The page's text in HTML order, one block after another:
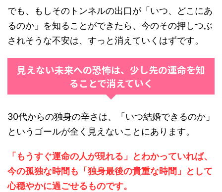
でも、もしそのトンネルの出口が「いつ、どこにあ
るのか」を知ることができたら、今のその押しつぶ
されそうな不安は、すっと消えていくはずです。
見えない未来への恐怖は、少し先の運命を知
ることで消えていく
30代からの独身の辛さは、「いつ結婚できるのか」
というゴールが全く見えないことにあります。
「もうすぐ運命の人が現れる」とわかっていれば、
今の孤独な時間も「独身最後の貴重な時間」として
心穏やかに過ごせるものです。